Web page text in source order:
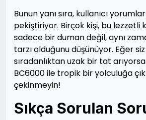
Bunun yanı sıra, kullanıcı
pekiştiriyor. Birçok kişi, bu lezzetli
sadece bir duman değil, aynı
tarzı olduğunu düşünüyor. Eğer
sıradanlıktan uzak bir tat
BC6000 ile tropik bir yolculuğa
çekinmeyin!
Sıkça Sorulan